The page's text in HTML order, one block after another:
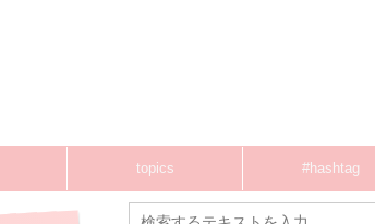
topics #hashtag